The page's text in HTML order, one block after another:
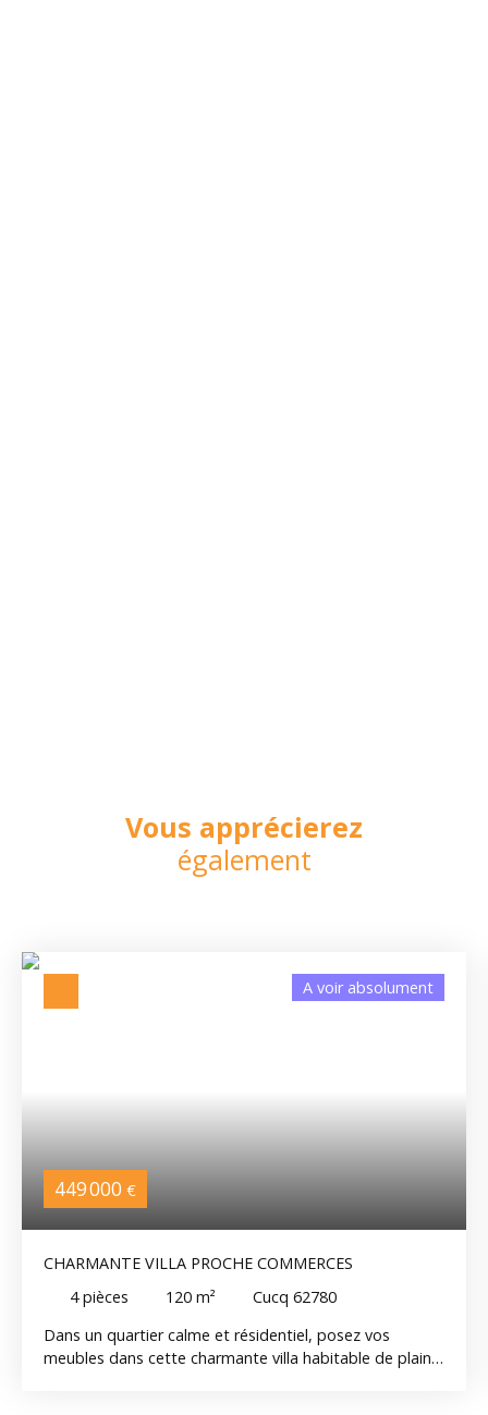
Vous apprécierez
également
449 000 €
A voir absolument
CHARMANTE VILLA PROCHE COMMERCES
4pièces 120 m²
Cucq 62780
Dans un quartier calme et résidentiel, posez vos
meubles dans cette charmante villa habitable de plain